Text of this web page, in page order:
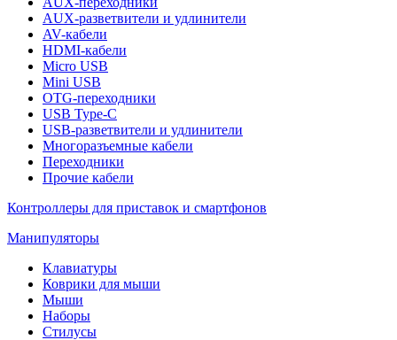
AUX-разветвители и удлинители
AV-кабели
HDMI-кабели
Micro USB
Mini USB
OTG-переходники
USB Type-C
USB-разветвители и удлинители
Многоразъемные кабели
Переходники
Прочие кабели
Контроллеры для приставок и смартфонов
Манипуляторы
Клавиатуры
Коврики для мыши
Мыши
Наборы
Стилусы